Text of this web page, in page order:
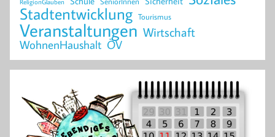
ReligionGlauben
Stadtentwicklung Tourismus
Veranstaltungen Wirtschaft
WohnenHaushalt ÖV